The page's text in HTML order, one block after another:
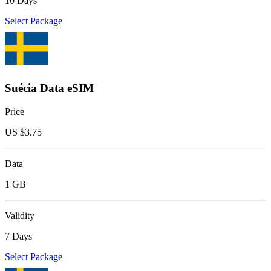
Select Package
Suécia Data eSIM
Price
US $3.75
Data
1 GB
Validity
7 Days
Select Package